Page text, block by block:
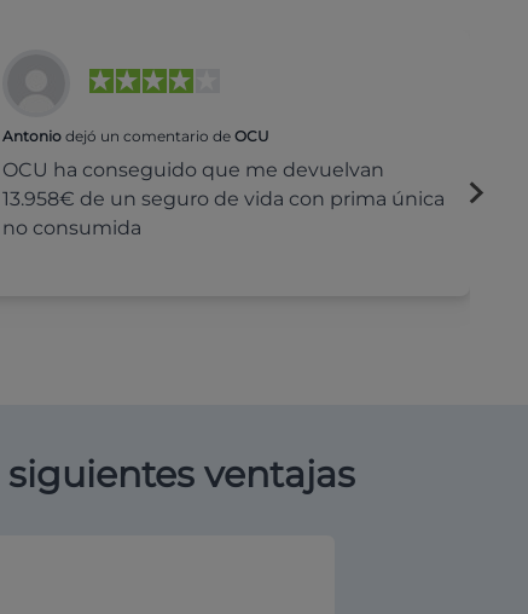
Antonio dejó un comentario deOCU
OCU ha conseguido que me devuelvan
13.958€ de un seguro de vida con prima única
no consumida
ventajas